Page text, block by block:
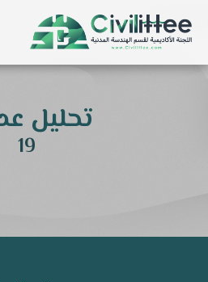
تحليل
19